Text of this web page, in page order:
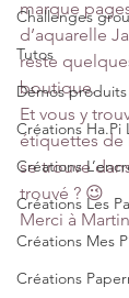
Challenges
Tutos
Démos produits
Créations Ha.Pi
Créations
Créations Les
Créations Mes
Créations
marque
d’aquarelle
reste
boutique.
Et vous y
étiquettes de
se trouve
trouvé ? 😉
Merci à